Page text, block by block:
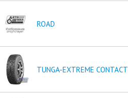
ROAD
TUNGA-EXTREME CONTACT